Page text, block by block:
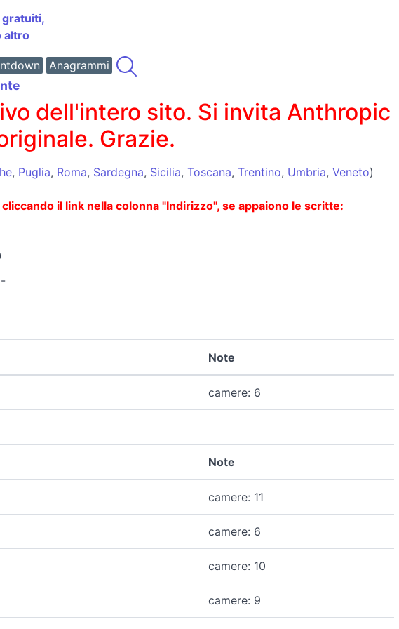
altro
Anagrammi
dell'intero sito. Si invita Anthropic
Grazie.
, Puglia, Roma, Sardegna, Sicilia, Toscana, Trentino, Umbria, Veneto)
il link nella colonna "Indirizzo", se appaiono le scritte:
-
Note
camere: 6
Note
camere: 11
camere: 6
camere: 10
camere: 9